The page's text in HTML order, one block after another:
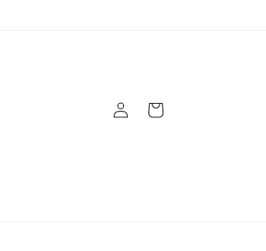
Log
ind
Indkøbskurv